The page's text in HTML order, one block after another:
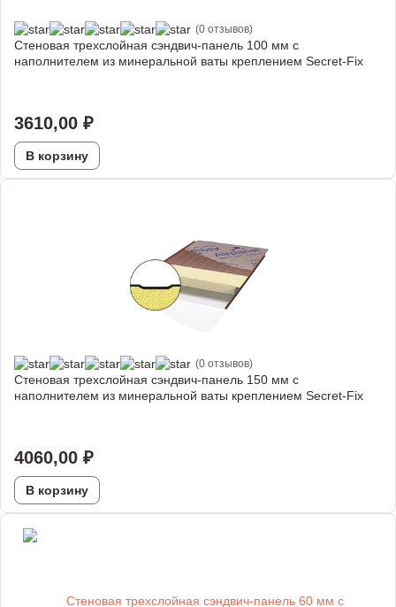
(0 отзывов)
Стеновая трехслойная сэндвич-панель 100 мм с
наполнителем из минеральной ваты креплением Secret-Fix
3610,00 ₽
В корзину
(0 отзывов)
Стеновая трехслойная сэндвич-панель 150 мм с
наполнителем из минеральной ваты креплением Secret-Fix
4060,00 ₽
В корзину